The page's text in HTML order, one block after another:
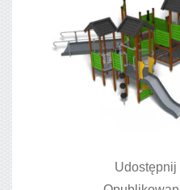
Udostępnij